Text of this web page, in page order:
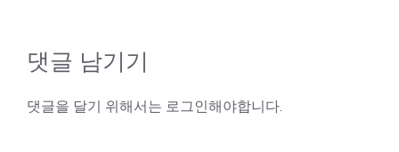
댓글 남기기
댓글을 달기 위해서는 로그인해야합니다.